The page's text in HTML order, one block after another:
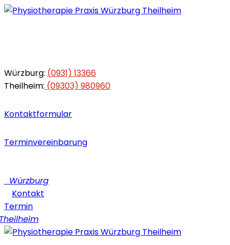
Würzburg: (0931) 13366
Theilheim: (09303) 980960
Kontaktformular
Terminvereinbarung
Würzburg
Kontakt
Termin